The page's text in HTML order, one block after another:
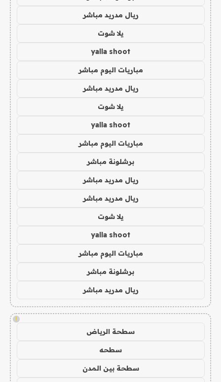
ريال مدريد مباشر
يلا شوت
yalla shoot
مباريات اليوم مباشر
ريال مدريد مباشر
يلا شوت
yalla shoot
مباريات اليوم مباشر
برشلونة مباشر
ريال مدريد مباشر
ريال مدريد مباشر
يلا شوت
yalla shoot
مباريات اليوم مباشر
برشلونة مباشر
ريال مدريد مباشر
!
سطحة الرياض
سطحه
سطحة بين المدن